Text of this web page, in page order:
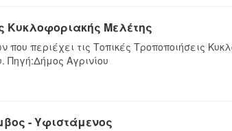
Κυκλοφοριακής Μελέτης
περιέχει τις Τοπικές Τροποποιήσεις
Πηγή:Δήμος Αγρινίου
- Υφιστάμενος